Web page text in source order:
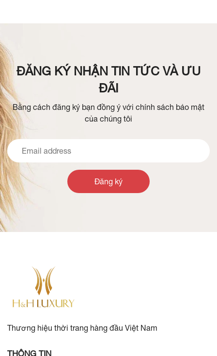
ĐĂNG KÝ NHẬN TIN TỨC VÀ ƯU
ĐÃI
Bằng cách đăng ký bạn đồng ý với chính sách bảo mật
của chúng tôi
Đăng ký
Thương hiệu thời trang hàng đầu Việt Nam
THÔNG TIN